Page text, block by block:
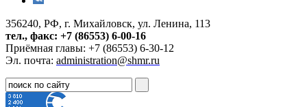
356240, РФ, г. Михайловск, ул. Ленина, 113
тел., факс: +7 (86553) 6-00-16
Приёмная главы: +7 (86553) 6-30-12
Эл. почта: administration@shmr.ru